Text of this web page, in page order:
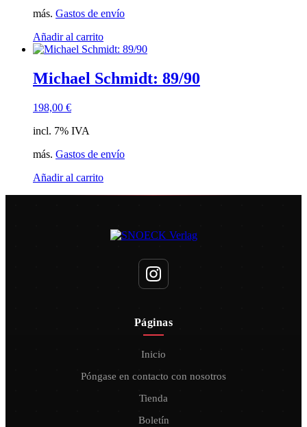
más. Gastos de envío
Añadir al carrito
Michael Schmidt: 89/90
198,00 €
incl. 7% IVA
más. Gastos de envío
Añadir al carrito
Páginas
Inicio
Póngase en contacto con nosotros
Tienda
Boletín